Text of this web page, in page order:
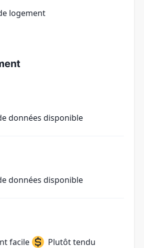
logement
données disponible
données disponible
facile Plutôt tendu